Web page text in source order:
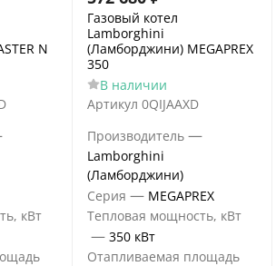
N
кВт
Газовый котел
Lamborghini
(Ламборджини) MEGAPREX
350
В наличии
Артикул 0QIJAAXD
Производитель —
Lamborghini
(Ламборджини)
Серия — MEGAPREX
Тепловая мощность, кВт
— 350 кВт
Отапливаемая площадь